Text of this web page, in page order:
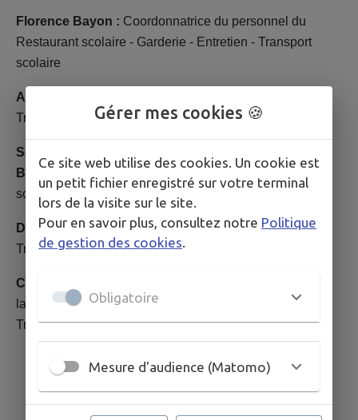
Florence Bayon : Coordonnatrice du personnel du
Restaurant scolaire - Garderie - Entretien - Transport
scolaire
Alice Beaujelin :
Transport scolaire - Entretien
Séverine Duther (remplacement Alice
Beaujelin) :
scolaire - Entretien
Dolorès Boizard : Restaurant scolaire - Garderie -
Transport scolaire - Entretien
Camille Giachetto :
la classe de petite et moyenne section maternelle -
Transport scolaire - Restaurant scolaire - Entretien
Gérer mes cookies 🍪
Ce site web utilise des cookies. Un cookie est
un petit fichier enregistré sur votre terminal
lors de la visite sur le site.
Pour en savoir plus, consultez notre Politique
de gestion des cookies.
Obligatoire
Mesure d'audience (Matomo)